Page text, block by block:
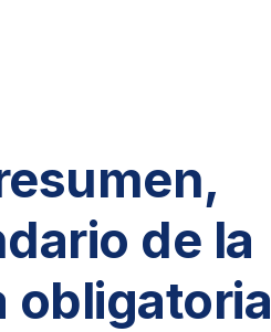
de la
obligatoria